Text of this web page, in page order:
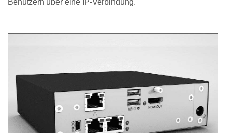
Benutzern über eine IP-Verbindung.